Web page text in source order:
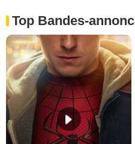
Top Bandes-